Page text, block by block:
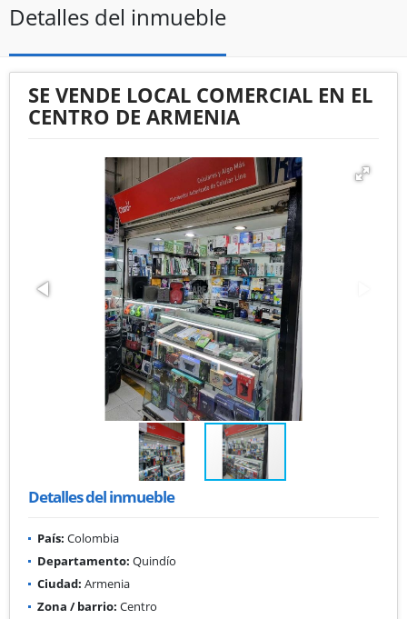
Detalles del inmueble
SE VENDE LOCAL COMERCIAL EN EL
CENTRO DE ARMENIA
Detalles del inmueble
País: Colombia
Departamento: Quindío
Ciudad: Armenia
Zona / barrio: Centro